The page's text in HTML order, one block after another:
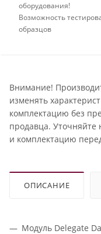
оборудования!
Возможность
образцов
Внимание!
изменять
комплектацию без
продавца. Уточняйте
и комплектацию
ОПИСАНИЕ
Модуль Delegate